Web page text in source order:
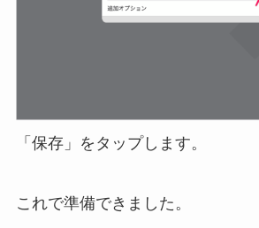
「保存」をタップします。
これで準備できました。